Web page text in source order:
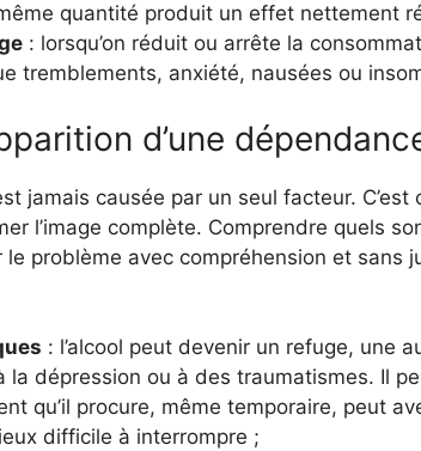
quantité produit un effet nettement
: lorsqu’on réduit ou arrête la
tremblements, anxiété, nausées ou
d’une
jamais causée par un seul facteur.
l’image complète. Comprendre quels
problème avec compréhension et sans
: l’alcool peut devenir un refuge, une
la dépression ou à des traumatismes. Il
qu’il procure, même temporaire, peut
difficile à interrompre ;